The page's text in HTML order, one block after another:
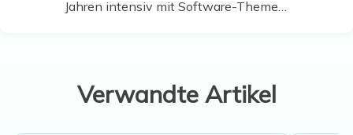
Jahren intensiv mit Software-Themen
Multimedia-Software. …
Verwandte Artikel